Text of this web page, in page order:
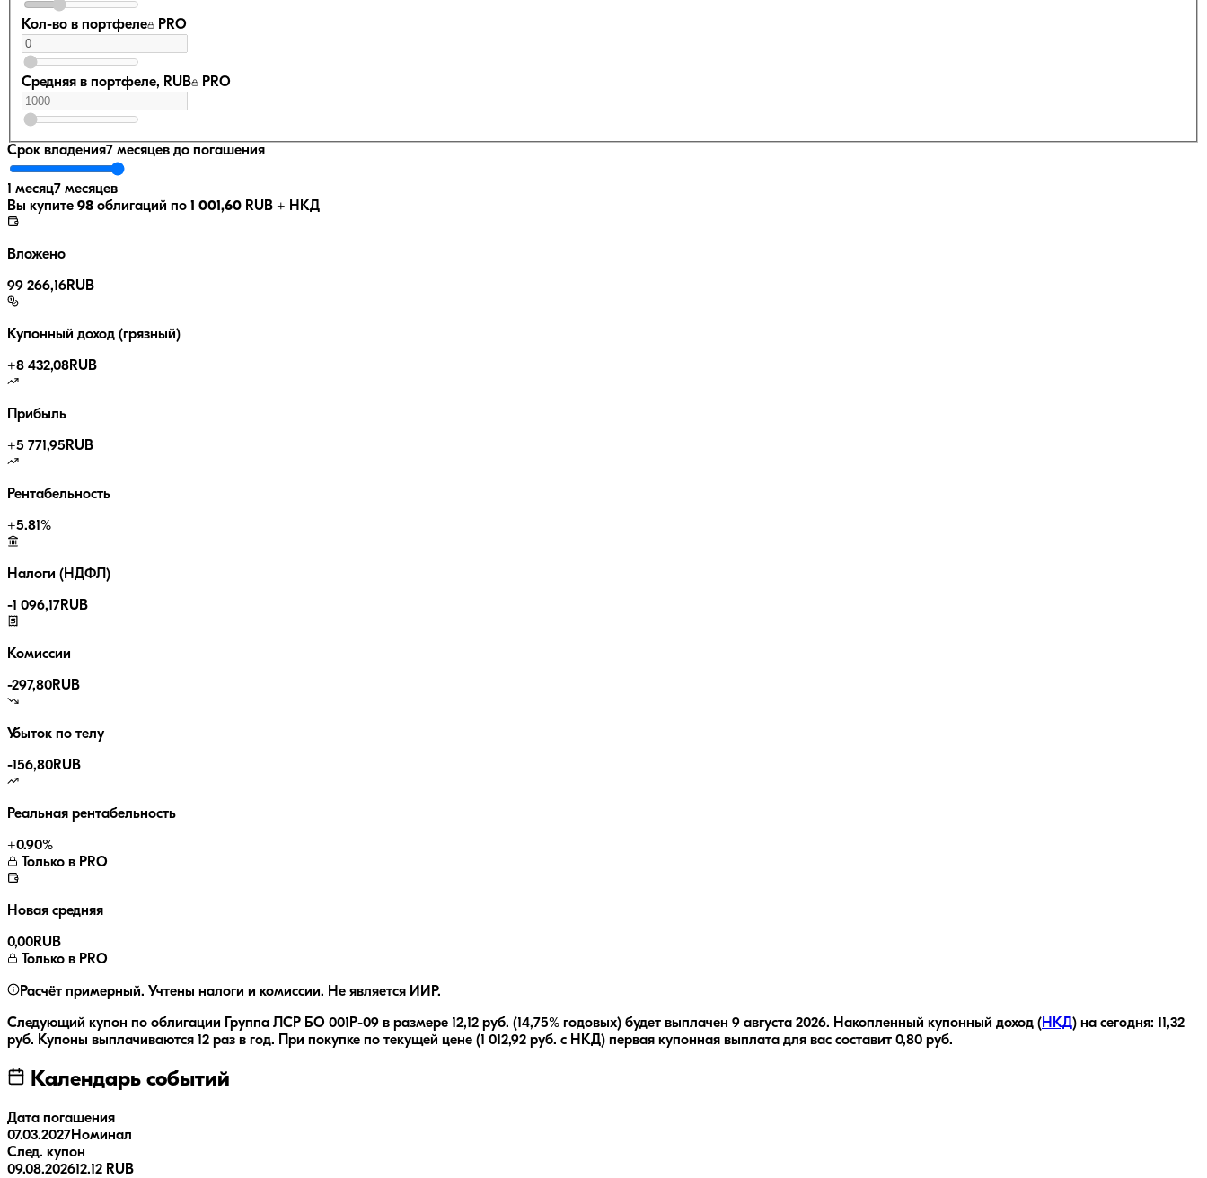
Кол-во в портфеле PRO
Средняя в портфеле, RUB PRO
Срок владения7 месяцев до погашения
1 месяц7 месяцев
Вы купите 98 облигаций по 1 001,60 RUB + НКД
Вложено
99 266,16RUB
Купонный доход (грязный)
+8 432,08RUB
Прибыль
+5 771,95 RUB
Рентабельность
+5.81%
Налоги (НДФЛ)
-1 096,17RUB
Комиссии
-297,80RUB
Убыток по телу
-156,80RUB
Реальная рентабельность
+0.90%
Только в PRO
Новая средняя
0,00RUB
Только в PRO
Расчёт примерный. Учтены налоги и комиссии. Не является ИИР.
Следующий купон по облигации Группа ЛСР БО 001Р-09 в размере 12,12 руб. (14,75% годовых) будет выплачен 9 августа 2026. Накопленный купонный доход ( НКД) на сегодня: 11,32
руб. Купоны выплачиваются 12 раз в год. При покупке по текущей цене (1 012,92 руб. с НКД) первая купонная выплата для вас составит 0,80 руб.
Календарь событий
Дата погашения
07.03.2027Номинал
След. купон
09.08.202612.12 RUB